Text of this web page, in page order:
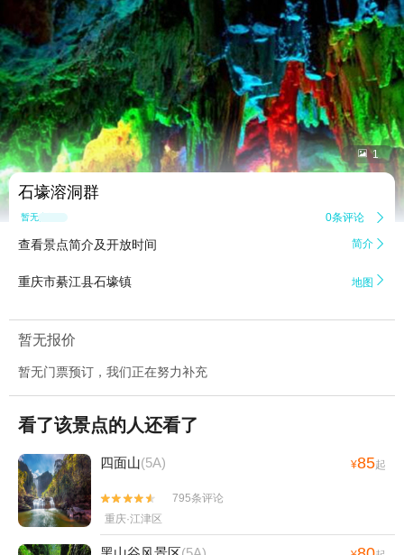
 1
石壕溶洞群
暂无点评 0条评论 
查看景点简介及开放时间 简介 
重庆市綦江县石壕镇 地图 
暂无报价
暂无门票预订，我们正在努力补充
看了该景点的人还看了
四面山(5A) ¥85起


795条评论
重庆·江津区